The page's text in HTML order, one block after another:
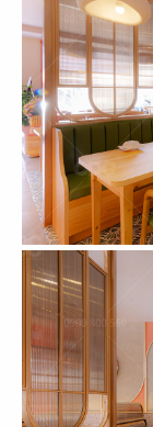
133
KIWAMI
CN Hải Phòng
135
YUE QIAN HUI
Landmark 6